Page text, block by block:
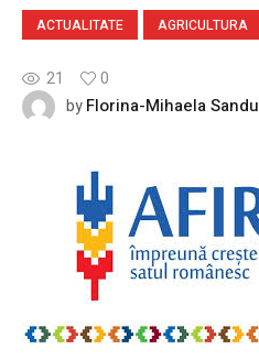
ACTUALITATE AGRICULTURA
21
0
byFlorina-Mihaela Sandu